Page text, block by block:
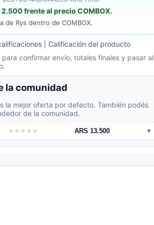
2.500 frente al precio COMBOX.
de Rys dentro de COMBOX.
| Calificación del producto
para confirmar envío, totales finales y pasar al
la comunidad
la mejor oferta por defecto. También podés
de la comunidad.
★ ★ ★ ★ ★ ARS 13.500 ▼